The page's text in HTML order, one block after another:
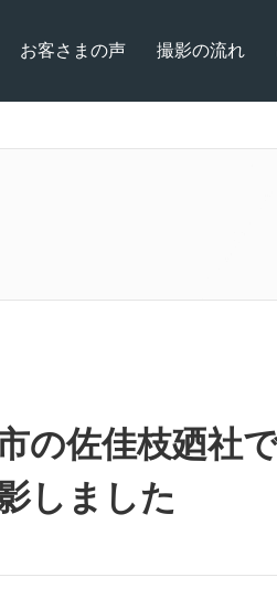
お客さまの声 撮影の流れ
の佐佳枝廼社
しました